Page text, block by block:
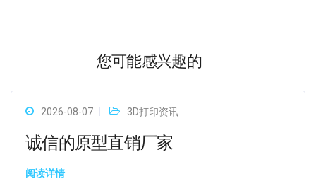
您可能感兴趣的
2026-08-07 3D打印资讯
诚信的原型直销厂家
阅读详情